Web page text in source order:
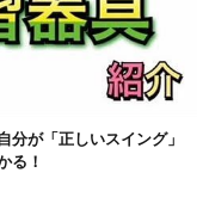
分が「正しいスイング」
る！